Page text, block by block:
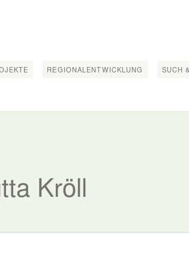
REGIONALENTWICKLUNG SUCH
Kröll